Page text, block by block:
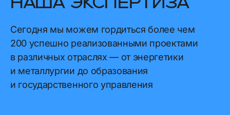
НАША ЭКСПЕРТИЗА
Сегодня мы можем гордиться более чем
200 успешно реализованными проектами
в различных отраслях — от энергетики
и металлургии до образования
и государственного управления